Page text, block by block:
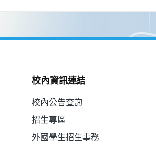
校內資訊連結
校內公告查詢
招生專區
外國學生招生事務